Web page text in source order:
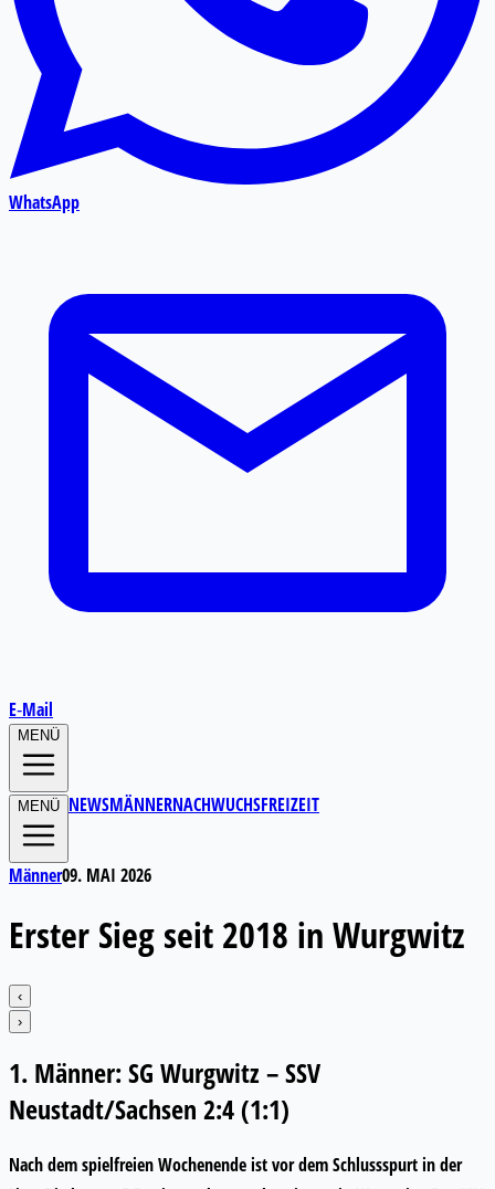
WhatsApp
E‑Mail
MENÜ
MENÜ NEWSMÄNNERNACHWUCHSFREIZEIT
Männer09. MAI 2026
Erster Sieg seit 2018 in Wurgwitz
‹
›
1. Männer: SG Wurgwitz – SSV
Neustadt/Sachsen 2:4 (1:1)
Nach dem spielfreien Wochenende ist vor dem Schlussspurt in der